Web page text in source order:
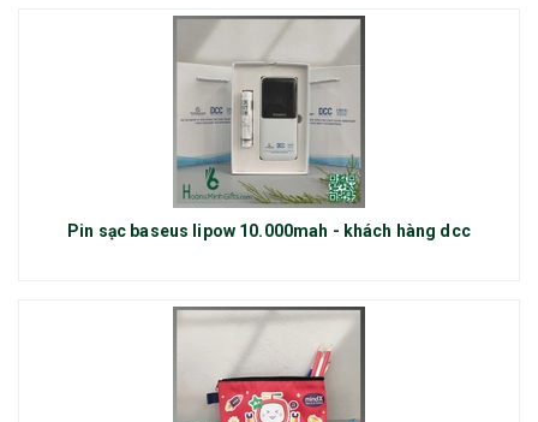
Pin sạc baseus lipow 10.000mah - khách hàng dcc